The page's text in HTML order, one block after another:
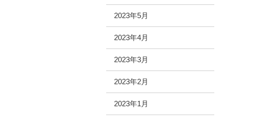
2023年5月
2023年4月
2023年3月
2023年2月
2023年1月